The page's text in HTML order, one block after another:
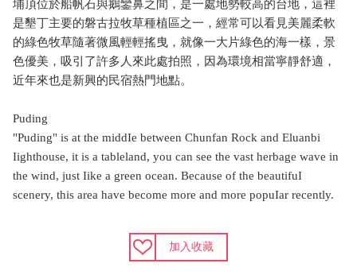
埔頂位於船帆石與鵝鑾鼻之間，是一處地勢較高的台地，這裡
是墾丁主要的磐古拉牧草種植區之一，經常可以看見美麗柔軟
的綠色牧草隨著微風輕輕搖曳，就像一大片綠色的海一樣，景
色優美，吸引了許多人來此處拍照，因為環境相當寧靜舒適，
近年來也是新興的民宿熱門地點。
Puding
"Puding" is at the middIe between Chunfan Rock and Eluanbi
Iighthouse, it is a tableland, you can see the vast herbage wave in
the wind, just Iike a green ocean. Because of the beautifuI
scenery, this area have become more and more popuIar recently.
加入收藏